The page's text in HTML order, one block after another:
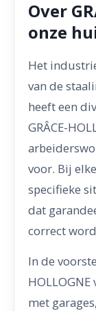
Over
onze
Het
van de
heeft een
GRÂCE-
voor. Bij
specifieke
dat
correct
In de
met